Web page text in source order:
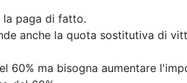
paga di fatto.
anche la quota sostitutiva di
60% ma bisogna aumentare